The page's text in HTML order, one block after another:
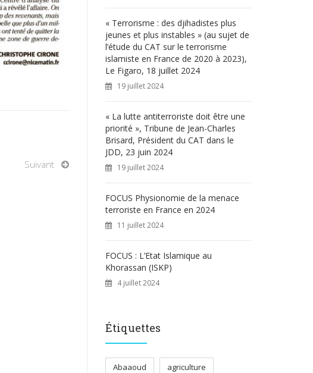
Suivant
« Terrorisme : des djihadistes plus
jeunes et plus instables » (au sujet de
l’étude du CAT sur le terrorisme
islamiste en France de 2020 à 2023),
Le Figaro, 18 juillet 2024
19 juillet 2024
« La lutte antiterroriste doit être une
priorité », Tribune de Jean-Charles
Brisard, Président du CAT dans le
JDD, 23 juin 2024
19 juillet 2024
FOCUS Physionomie de la menace
terroriste en France en 2024
11 juillet 2024
FOCUS : L’Etat Islamique au
Khorassan (ISKP)
4 juillet 2024
Étiquettes
Abaaoud agriculture